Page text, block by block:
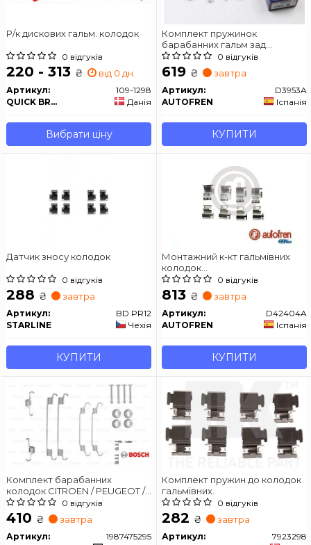
Р/к дискових гальм. колодок
0 відгуків
220 - 313 ₴ від 0 дн.
Артикул:
109-1298
QUICK BRAKE
Данія
Вибрати ціну
Комплект пружинок
барабанних гальм зад
PEUGEOT 107/SWIFT 90-200х32
AUTOFREN SEINSA D3953A
0 відгуків
619 ₴ завтра
Артикул:
D3953A
AUTOFREN
Іспанія
КУПИТИ
Датчик зносу колодок
0 відгуків
288 ₴ завтра
Артикул:
BD PR12
STARLINE
Чехія
КУПИТИ
Монтажний к-кт гальмівних
колодок
TRANSIT/OCTAVIA/CADDY 04-
AUTOFREN SEINSA D42404A
0 відгуків
813 ₴ завтра
Артикул:
D42404A
AUTOFREN
Іспанія
КУПИТИ
Комплект барабанних
колодок CITROEN / PEUGEOT /
SUZUKI / TOYOTA C1 / 107/108 /
Swift / Aygo / Yaris
0 відгуків
410 ₴ завтра
Артикул:
1987475295
Комплект пружин до колодок
гальмівних.
0 відгуків
282 ₴ завтра
Артикул:
7923298